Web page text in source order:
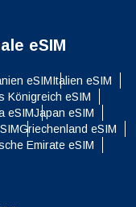
eSIM
eSIMItalien eSIM
Königreich eSIM
eSIMJapan eSIM
Griechenland eSIM
Emirate eSIM